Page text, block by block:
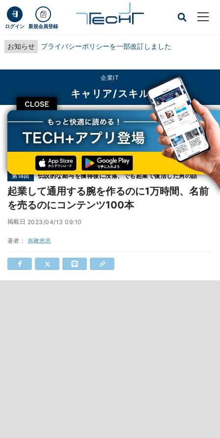
ログイン 新規会員登録
お知らせ プライバシーポリシーを一部改訂しました
CLOSE
企業IT
キャリア/スキル
TECH+ 企業IT
キャリア/スキル
起業して通用する腕を作るのに1万時間、名前を売るのにコンテンツ100本
第18回 伝説的な給与を獲得後に没落、でも起業で復活した男の話
起業して通用する腕を作るのに1万時間、名前
を売るのにコンテンツ100本
掲載日 2023/04/13 09:10
著者： 吉政忠志